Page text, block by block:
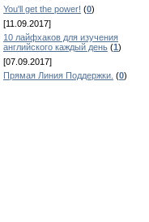
You'll get the power! (0)
[11.09.2017]
10 лайфхаков для изучения
английского каждый день (1)
[07.09.2017]
Прямая Линия Поддержки. (0)